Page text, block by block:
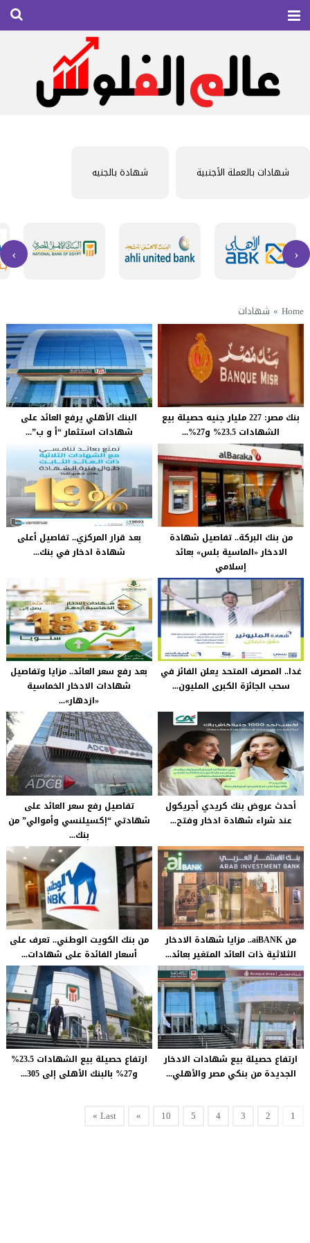
شهادات بالعملة الأجنبية شهادة بالجنيه
‹
›
Home
» شهادات
بنك مصر: 227 مليار جنيه حصيلة بيع
الشهادات 23.5% و27%...
البنك الأهلي يرفع العائد على
شهادات استثمار “أ و ب”...
من بنك البركة.. تفاصيل شهادة
الادخار «الماسية بلس» بعائد
إسلامي
بعد قرار المركزي.. تفاصيل أعلى
شهادة ادخار في بنك...
غدا.. المصرف المتحد يعلن الفائز في
سحب الجائزة الكبرى المليون...
بعد رفع سعر العائد.. مزايا وتفاصيل
شهادات الادخار الخماسية
«ازدهار»...
أحدث عروض بنك كريدي أجريكول
عند شراء شهادة ادخار وفتح...
تفاصيل رفع سعر العائد على
شهادتي “إكسيلنسي وأموالي” من
بنك...
من aiBANK.. مزايا شهادة الادخار
الثلاثية ذات العائد المتغير بعائد...
من بنك الكويت الوطني.. تعرف على
أسعار الفائدة على شهادات...
ارتفاع حصيلة بيع شهادات الادخار
الجديدة من بنكي مصر والأهلي...
ارتفاع حصيلة بيع الشهادات 23.5%
و27% بالبنك الأهلى إلى 305...
1
2
3
4
5
10
»
Last »